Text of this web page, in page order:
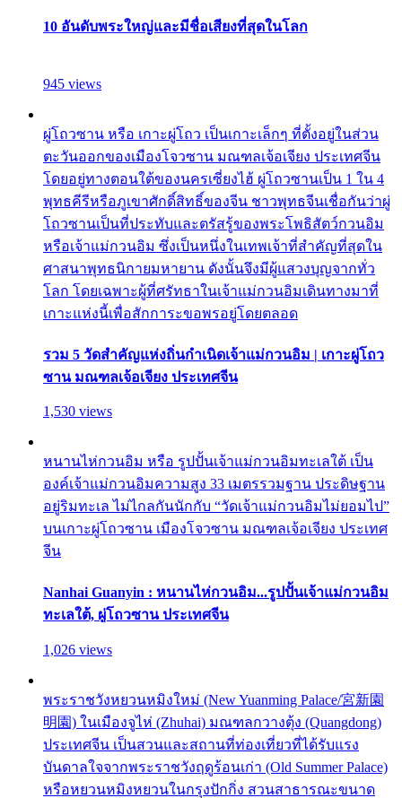
10 อันดับพระใหญ่และมีชื่อเสียงที่สุดในโลก
945 views
ผู่โถวซาน หรือ เกาะผู่โถว เป็นเกาะเล็กๆ ที่ตั้งอยู่ในส่วน
ตะวันออกของเมืองโจวซาน มณฑลเจ้อเจียง ประเทศจีน
โดยอยู่ทางตอนใต้ของนครเซี่ยงไฮ้ ผู่โถวซานเป็น 1 ใน 4
พุทธคีรีหรือภูเขาศักดิ์สิทธิ์ของจีน ชาวพุทธจีนเชื่อกันว่าผู่
โถวซานเป็นที่ประทับและตรัสรู้ของพระโพธิสัตว์กวนอิม
หรือเจ้าแม่กวนอิม ซึ่งเป็นหนึ่งในเทพเจ้าที่สำคัญที่สุดใน
ศาสนาพุทธนิกายมหายาน ดังนั้นจึงมีผู้แสวงบุญจากทั่ว
โลก โดยเฉพาะผู้ที่ศรัทธาในเจ้าแม่กวนอิมเดินทางมาที่
เกาะแห่งนี้เพื่อสักการะขอพรอยู่โดยตลอด
รวม 5 วัดสำคัญแห่งถิ่นกำเนิดเจ้าแม่กวนอิม | เกาะผู่โถว
ซาน มณฑลเจ้อเจียง ประเทศจีน
1,530 views
หนานไห่กวนอิม หรือ รูปปั้นเจ้าแม่กวนอิมทะเลใต้ เป็น
องค์เจ้าแม่กวนอิมความสูง 33 เมตรรวมฐาน ประดิษฐาน
อยู่ริมทะเล ไม่ไกลกันนักกับ “วัดเจ้าแม่กวนอิมไม่ยอมไป”
บนเกาะผู่โถวซาน เมืองโจวซาน มณฑลเจ้อเจียง ประเทศ
จีน
Nanhai Guanyin : หนานไห่กวนอิม...รูปปั้นเจ้าแม่กวนอิม
ทะเลใต้, ผู่โถวซาน ประเทศจีน
1,026 views
พระราชวังหยวนหมิงใหม่ (New Yuanming Palace/宮新園
明園) ในเมืองจูไห่ (Zhuhai) มณฑลกวางตุ้ง (Quangdong)
ประเทศจีน เป็นสวนและสถานที่ท่องเที่ยวที่ได้รับแรง
บันดาลใจจากพระราชวังฤดูร้อนเก่า (Old Summer Palace)
หรือหยวนหมิงหยวนในกรุงปักกิ่ง สวนสาธารณะขนาด